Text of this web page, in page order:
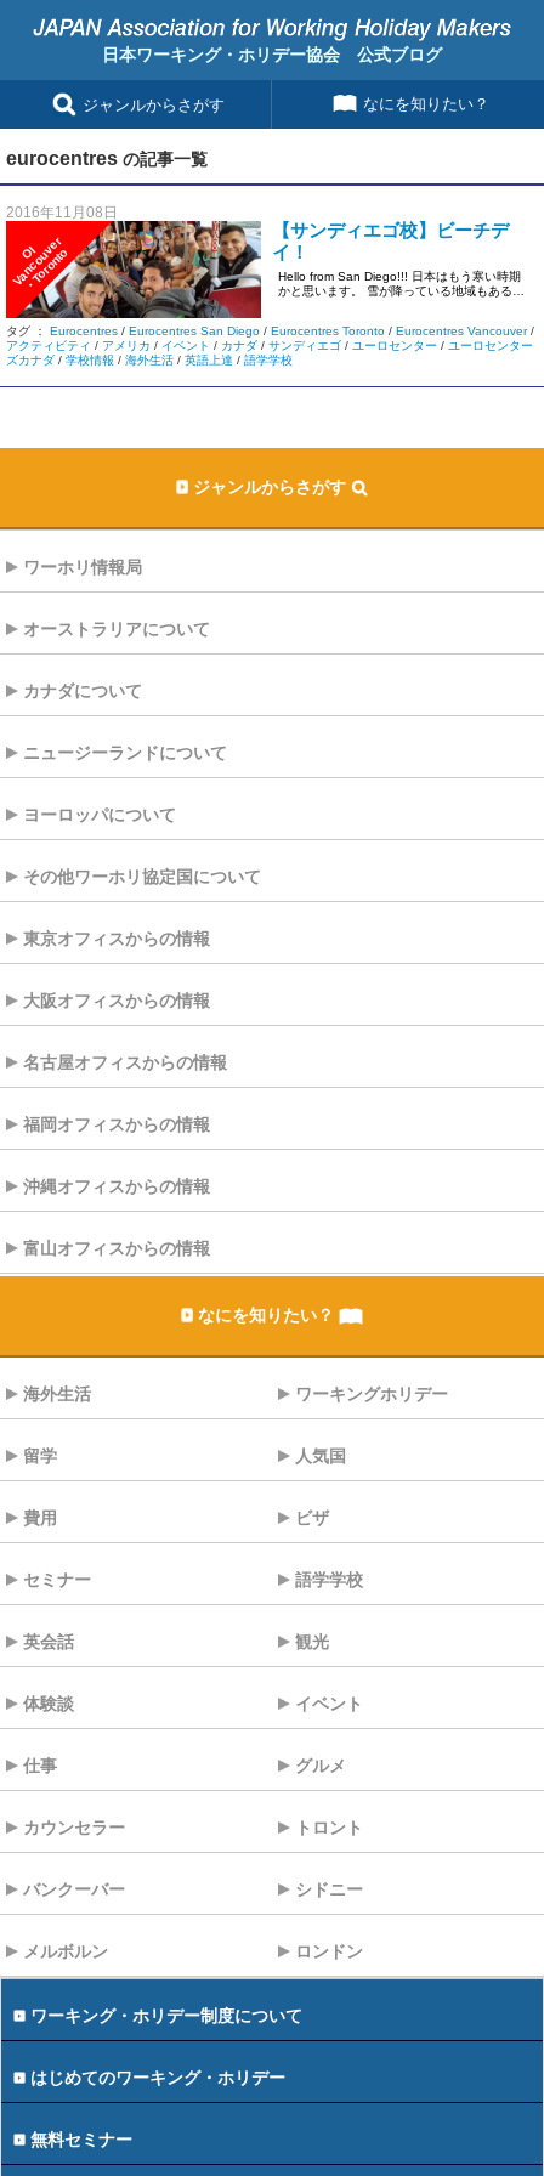
日本ワーキング・ホリデー協会 公式ブログ
ジャンルからさがす なにを知りたい？
eurocentres の記事一覧
2016年11月08日
O
I
V
a
n
c
o
u
v
e
r
・
T
o
r
o
n
t
o
【サンディエゴ校】ビーチデ
イ！
Hello from San Diego!!! 日本はもう寒い時期
かと思います。 雪が降っている地域もあるよ
タグ ： Eurocentres / Eurocentres San Diego / Eurocentres Toronto / Eurocentres Vancouver/
アクティビティ / アメリカ / イベント / カナダ / サンディエゴ / ユーロセンター / ユーロセンター
ズカナダ / 学校情報 / 海外生活 / 英語上達 / 語学学校
ジャンルからさがす
ワーホリ情報局
オーストラリアについて
カナダについて
ニュージーランドについて
ヨーロッパについて
その他ワーホリ協定国について
東京オフィスからの情報
大阪オフィスからの情報
名古屋オフィスからの情報
福岡オフィスからの情報
沖縄オフィスからの情報
富山オフィスからの情報
なにを知りたい？
海外生活 ワーキングホリデー
留学 人気国
費用 ビザ
セミナー 語学学校
英会話 観光
体験談 イベント
仕事 グルメ
カウンセラー トロント
バンクーバー シドニー
メルボルン ロンドン
ワーキング・ホリデー制度について
はじめてのワーキング・ホリデー
無料セミナー